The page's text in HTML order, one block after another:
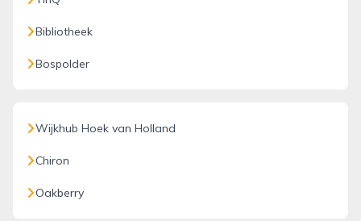
Bibliotheek
Bospolder
Wijkhub Hoek van Holland
Chiron
Oakberry